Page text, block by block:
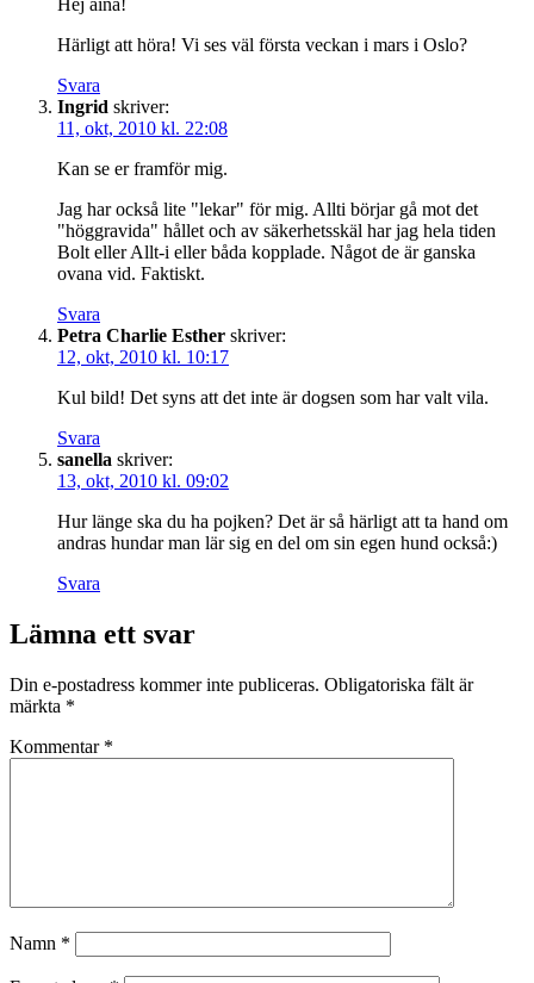
Härligt att höra! Vi ses väl första veckan i mars i Oslo?
Svara
Ingrid skriver:
11, okt, 2010 kl. 22:08
Kan se er framför mig.
Jag har också lite "lekar" för mig. Allti börjar gå mot det
"höggravida" hållet och av säkerhetsskäl har jag hela tiden
Bolt eller Allt-i eller båda kopplade. Något de är ganska
ovana vid. Faktiskt.
Svara
Petra Charlie Esther skriver:
12, okt, 2010 kl. 10:17
Kul bild! Det syns att det inte är dogsen som har valt vila.
Svara
sanella skriver:
13, okt, 2010 kl. 09:02
Hur länge ska du ha pojken? Det är så härligt att ta hand om
andras hundar man lär sig en del om sin egen hund också:)
Svara
Lämna ett svar
Din e-postadress kommer inte publiceras. Obligatoriska fält är
märkta *
Kommentar *
Namn *